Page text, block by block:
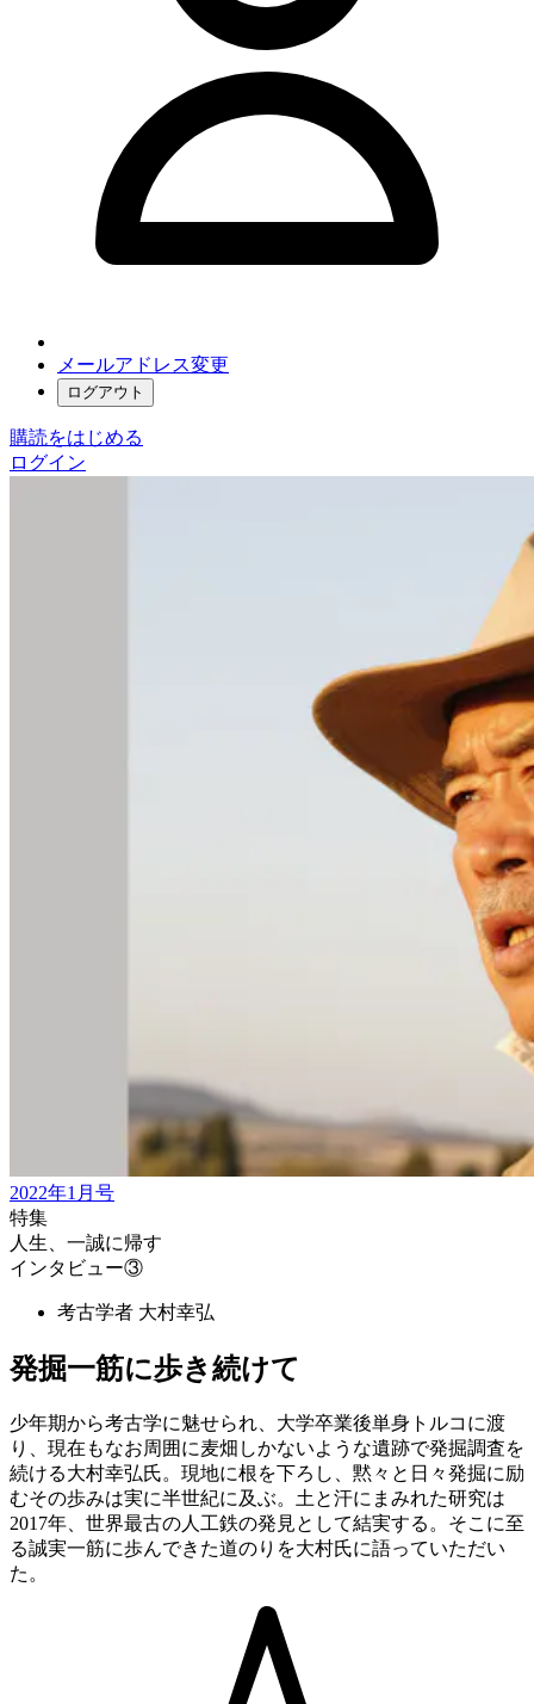
メールアドレス変更
ログアウト
購読をはじめる
ログイン
2022年1月号
特集
人生、一誠に帰す
インタビュー③
考古学者 大村幸弘
発掘一筋に歩き続けて
少年期から考古学に魅せられ、大学卒業後単身トルコに渡
り、現在もなお周囲に麦畑しかないような遺跡で発掘調査を
続ける大村幸弘氏。現地に根を下ろし、黙々と日々発掘に励
むその歩みは実に半世紀に及ぶ。土と汗にまみれた研究は
2017年、世界最古の人工鉄の発見として結実する。そこに至
る誠実一筋に歩んできた道のりを大村氏に語っていただい
た。